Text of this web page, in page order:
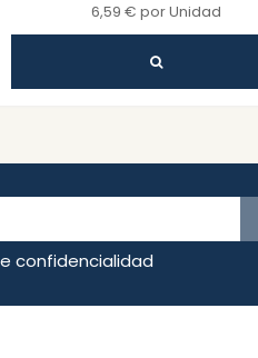
6,59 € por Unidad
confidencialidad